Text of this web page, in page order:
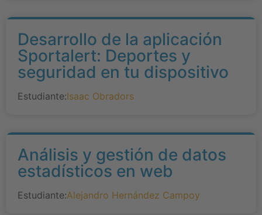
Desarrollo de la aplicación
Sportalert: Deportes y
seguridad en tu dispositivo
Estudiante:Isaac Obradors
Análisis y gestión de datos
estadísticos en web
Estudiante:Alejandro Hernández Campoy